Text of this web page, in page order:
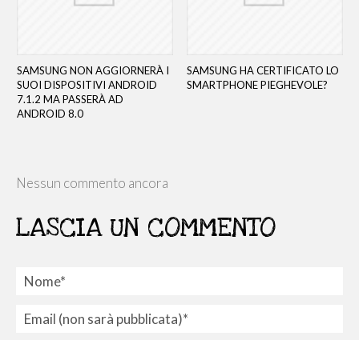
SAMSUNG NON AGGIORNERÀ I
SUOI DISPOSITIVI ANDROID
7.1.2 MA PASSERÀ AD
ANDROID 8.0
SAMSUNG HA CERTIFICATO LO
SMARTPHONE PIEGHEVOLE?
Nessun commento ancora
LASCIA UN COMMENTO